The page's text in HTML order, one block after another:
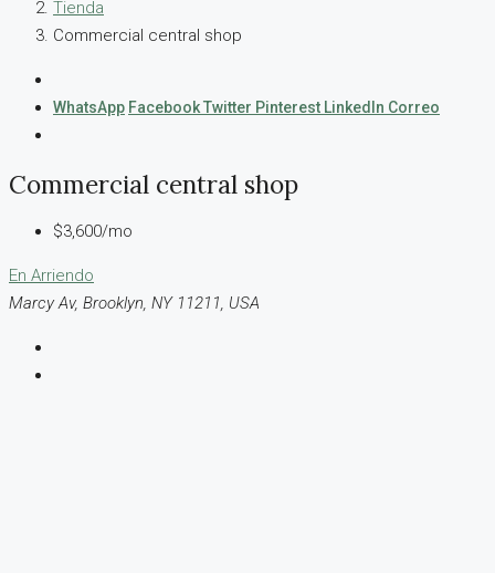
Tienda
Commercial central shop
WhatsApp FacebookTwitter Pinterest LinkedIn Correo
Commercial central shop
$3,600/mo
En Arriendo
Marcy Av, Brooklyn, NY 11211, USA